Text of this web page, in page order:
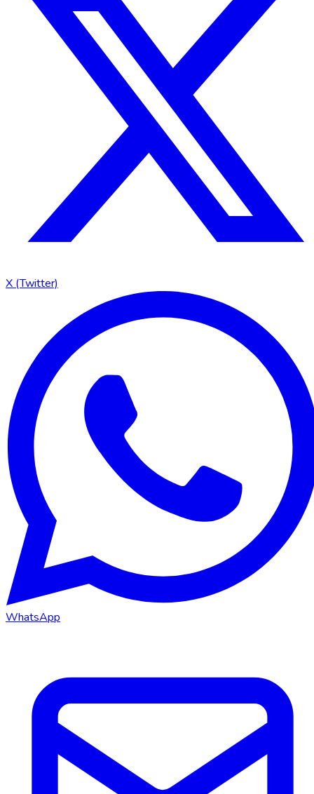
X (Twitter)
WhatsApp